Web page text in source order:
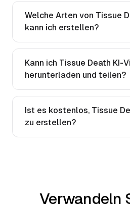
Welche Arten von Tissue
kann ich erstellen?
Kann ich Tissue Death KI-
herunterladen und teilen?
Ist es kostenlos, Tissue
zu erstellen?
Verwandeln